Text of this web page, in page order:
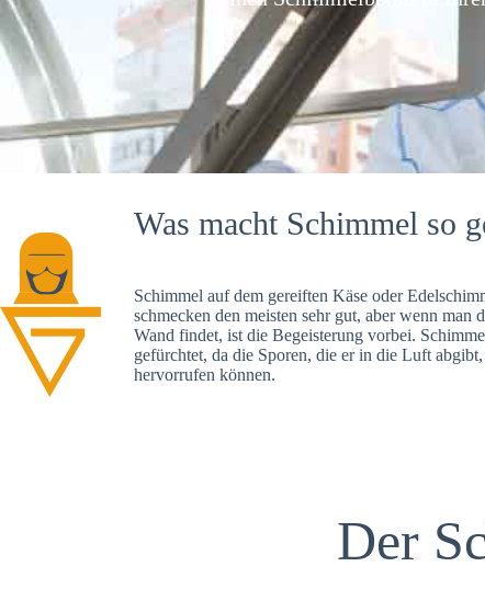
Was macht Schimmel so
Schimmel auf dem gereiften Käse oder
schmecken den meisten sehr gut, aber wenn man
Wand findet, ist die Begeisterung vorbei.
gefürchtet, da die Sporen, die er in die Luft
hervorrufen können.
Der